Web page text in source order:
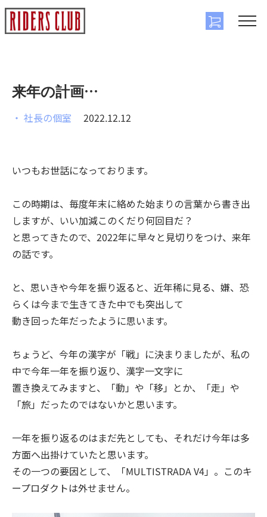
来年の計画…
社長の個室 2022.12.12
いつもお世話になっております。
この時期は、毎度年末に絡めた始まりの言葉から書き出
しますが、いい加減このくだり何回目だ？
と思ってきたので、2022年に早々と見切りをつけ、来年
の話です。
と、思いきや今年を振り返ると、近年稀に見る、嫌、恐
らくは今まで生きてきた中でも突出して
動き回った年だったように思います。
ちょうど、今年の漢字が「戦」に決まりましたが、私の
中で今年一年を振り返り、漢字一文字に
置き換えてみますと、「動」や「移」とか、「走」や
「旅」だったのではないかと思います。
一年を振り返るのはまだ先としても、それだけ今年は多
方面へ出掛けていたと思います。
その一つの要因として、「MULTISTRADA V4」。このキ
ープロダクトは外せません。